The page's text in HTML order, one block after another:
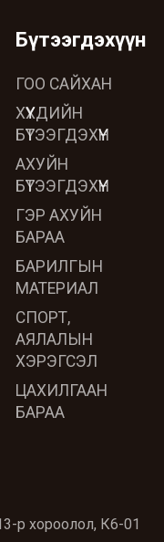
Бүтээгдэхүүн
ГОО САЙХАН
ХҮҮХДИЙН
БҮТЭЭГДЭХҮҮН
АХУЙН
БҮТЭЭГДЭХҮҮН
ГЭР АХУЙН
БАРАА
БАРИЛГЫН
МАТЕРИАЛ
СПОРТ,
АЯЛАЛЫН
ХЭРЭГСЭЛ
ЦАХИЛГААН
БАРАА
р хороолол, К6-01